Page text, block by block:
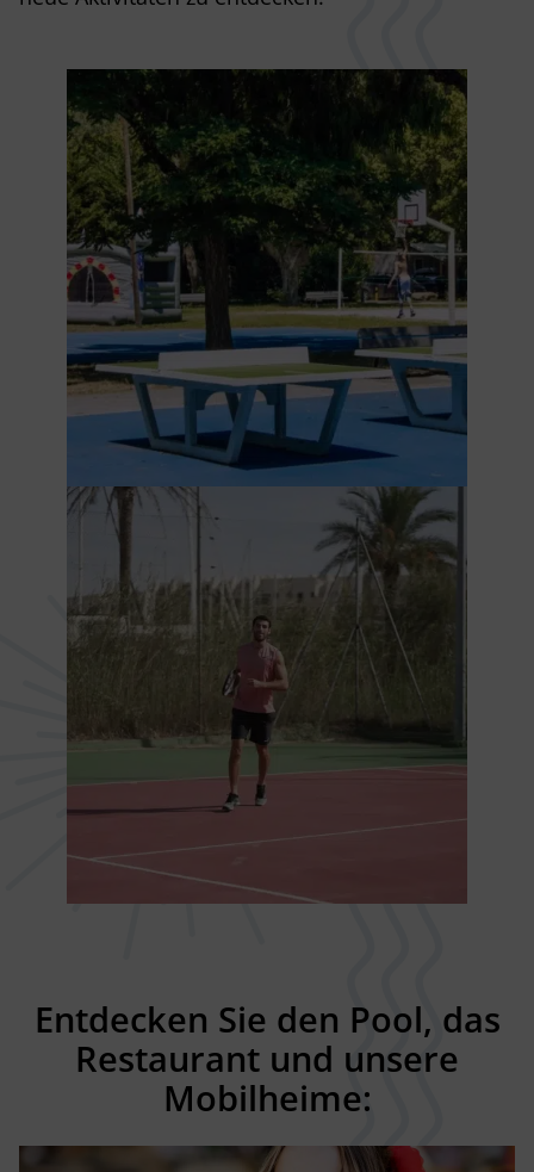
Entdecken Sie den Pool, das
Restaurant und unsere
Mobilheime: